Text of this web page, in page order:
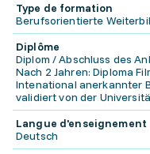
Type de formation
Berufsorientierte
Diplôme
Diplom / Abschluss des
Nach 2 Jahren: Diploma
Intenational anerkannter
validiert von der
Langue d'enseignement
Deutsch